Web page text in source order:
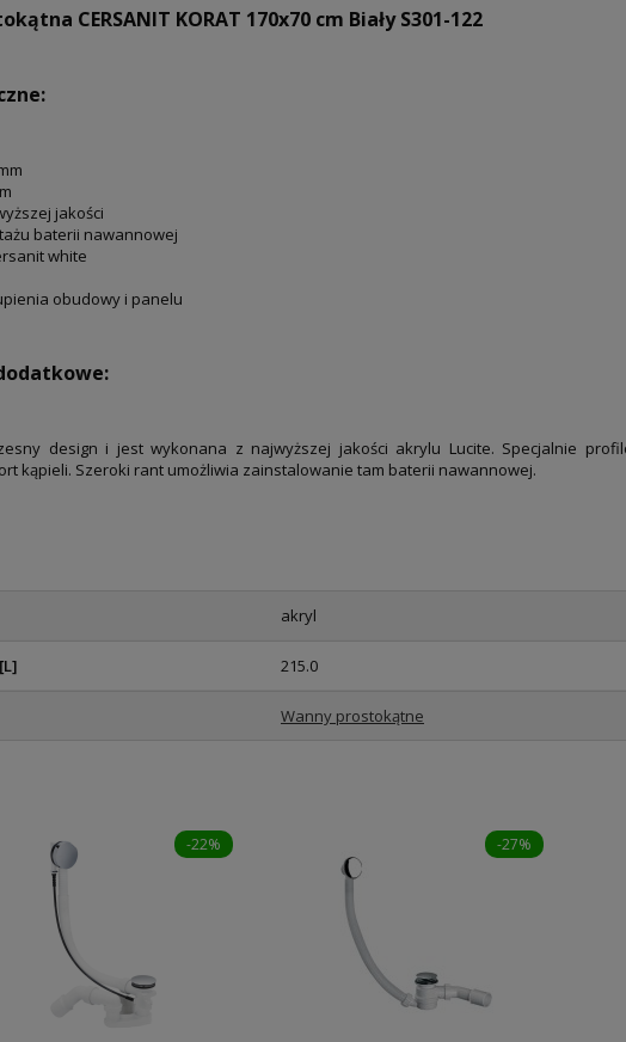
CERSANIT KORAT 170x70 cm Biały S301-122
jakości
baterii nawannowej
white
obudowy i panelu
design i jest wykonana z najwyższej jakości akrylu Lucite. Specjalnie
kąpieli. Szeroki rant umożliwia zainstalowanie tam baterii nawannowej.
akryl
215.0
Wanny prostokątne
-22% -27%